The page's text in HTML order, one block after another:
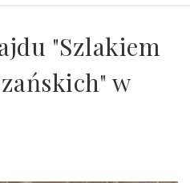
"Szlakiem
w